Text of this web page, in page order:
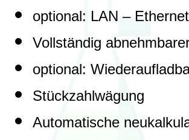
optional: LAN –
Vollständig
optional:
Stückzahlwägung
Automatische